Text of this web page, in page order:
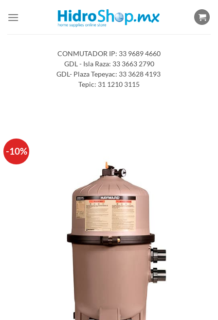
CONMUTADOR IP: 33 9689 4660
GDL - Isla Raza: 33 3663 2790
GDL- Plaza Tepeyac: 33 3628 4193
Tepic: 31 1210 3115
-10%